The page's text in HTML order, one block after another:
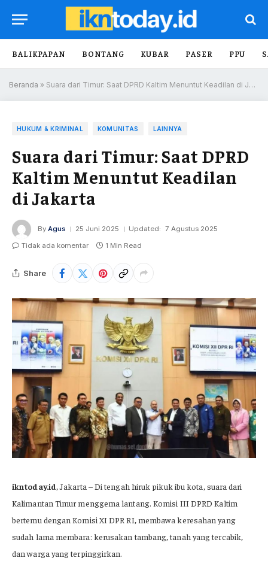
BALIKPAPAN BONTANG KUBAR PASER PPU
Beranda » Suara dari Timur: Saat DPRD Kaltim Menuntut Keadilan di Jakarta
HUKUM & KRIMINAL KOMUNITAS LAINNYA
Suara dari Timur: Saat DPRD
Kaltim Menuntut Keadilan
di Jakarta
By Agus 25 Juni 2025 Updated: 7 Agustus 2025
Tidak ada komentar
1 Min Read
Share
ikntoday.id, Jakarta – Di tengah hiruk pikuk ibu kota, suara dari
Kalimantan Timur menggema lantang. Komisi III DPRD Kaltim
bertemu dengan Komisi XI DPR RI, membawa keresahan yang
sudah lama membara: kerusakan tambang, tanah yang tercabik,
dan warga yang terpinggirkan.